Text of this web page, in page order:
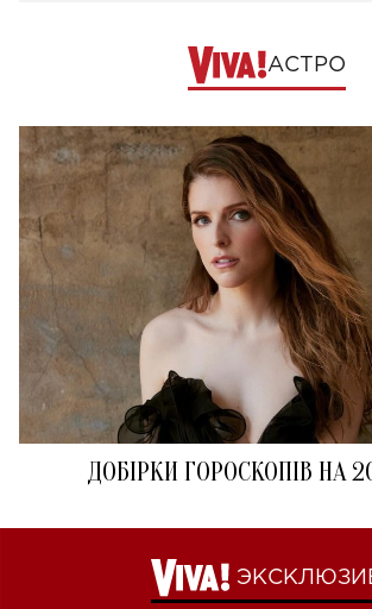
АСТРО
ДОБІРКИ ГОРОСКОПІВ НА